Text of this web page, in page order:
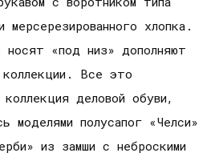
хлопка.
носят «под низ» дополняют
коллекции. Все это
деловой обуви,
моделями полусапог «Челси»
из замши с неброскими